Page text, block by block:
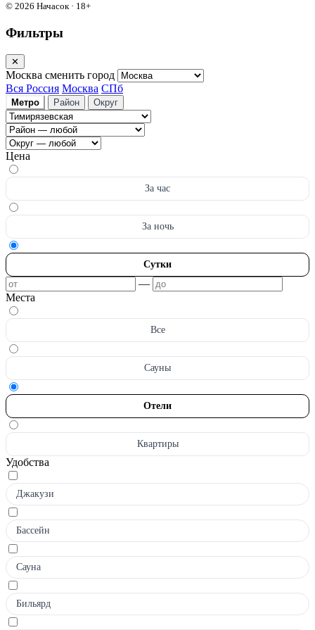
© 2026 Начасок · 18+
Фильтры
✕
Москва сменить город
Вся Россия Москва СПб
Метро Район Округ
Цена
За час
За ночь
Сутки
—
Места
Все
Сауны
Отели
Квартиры
Удобства
Джакузи
Бассейн
Сауна
Бильярд